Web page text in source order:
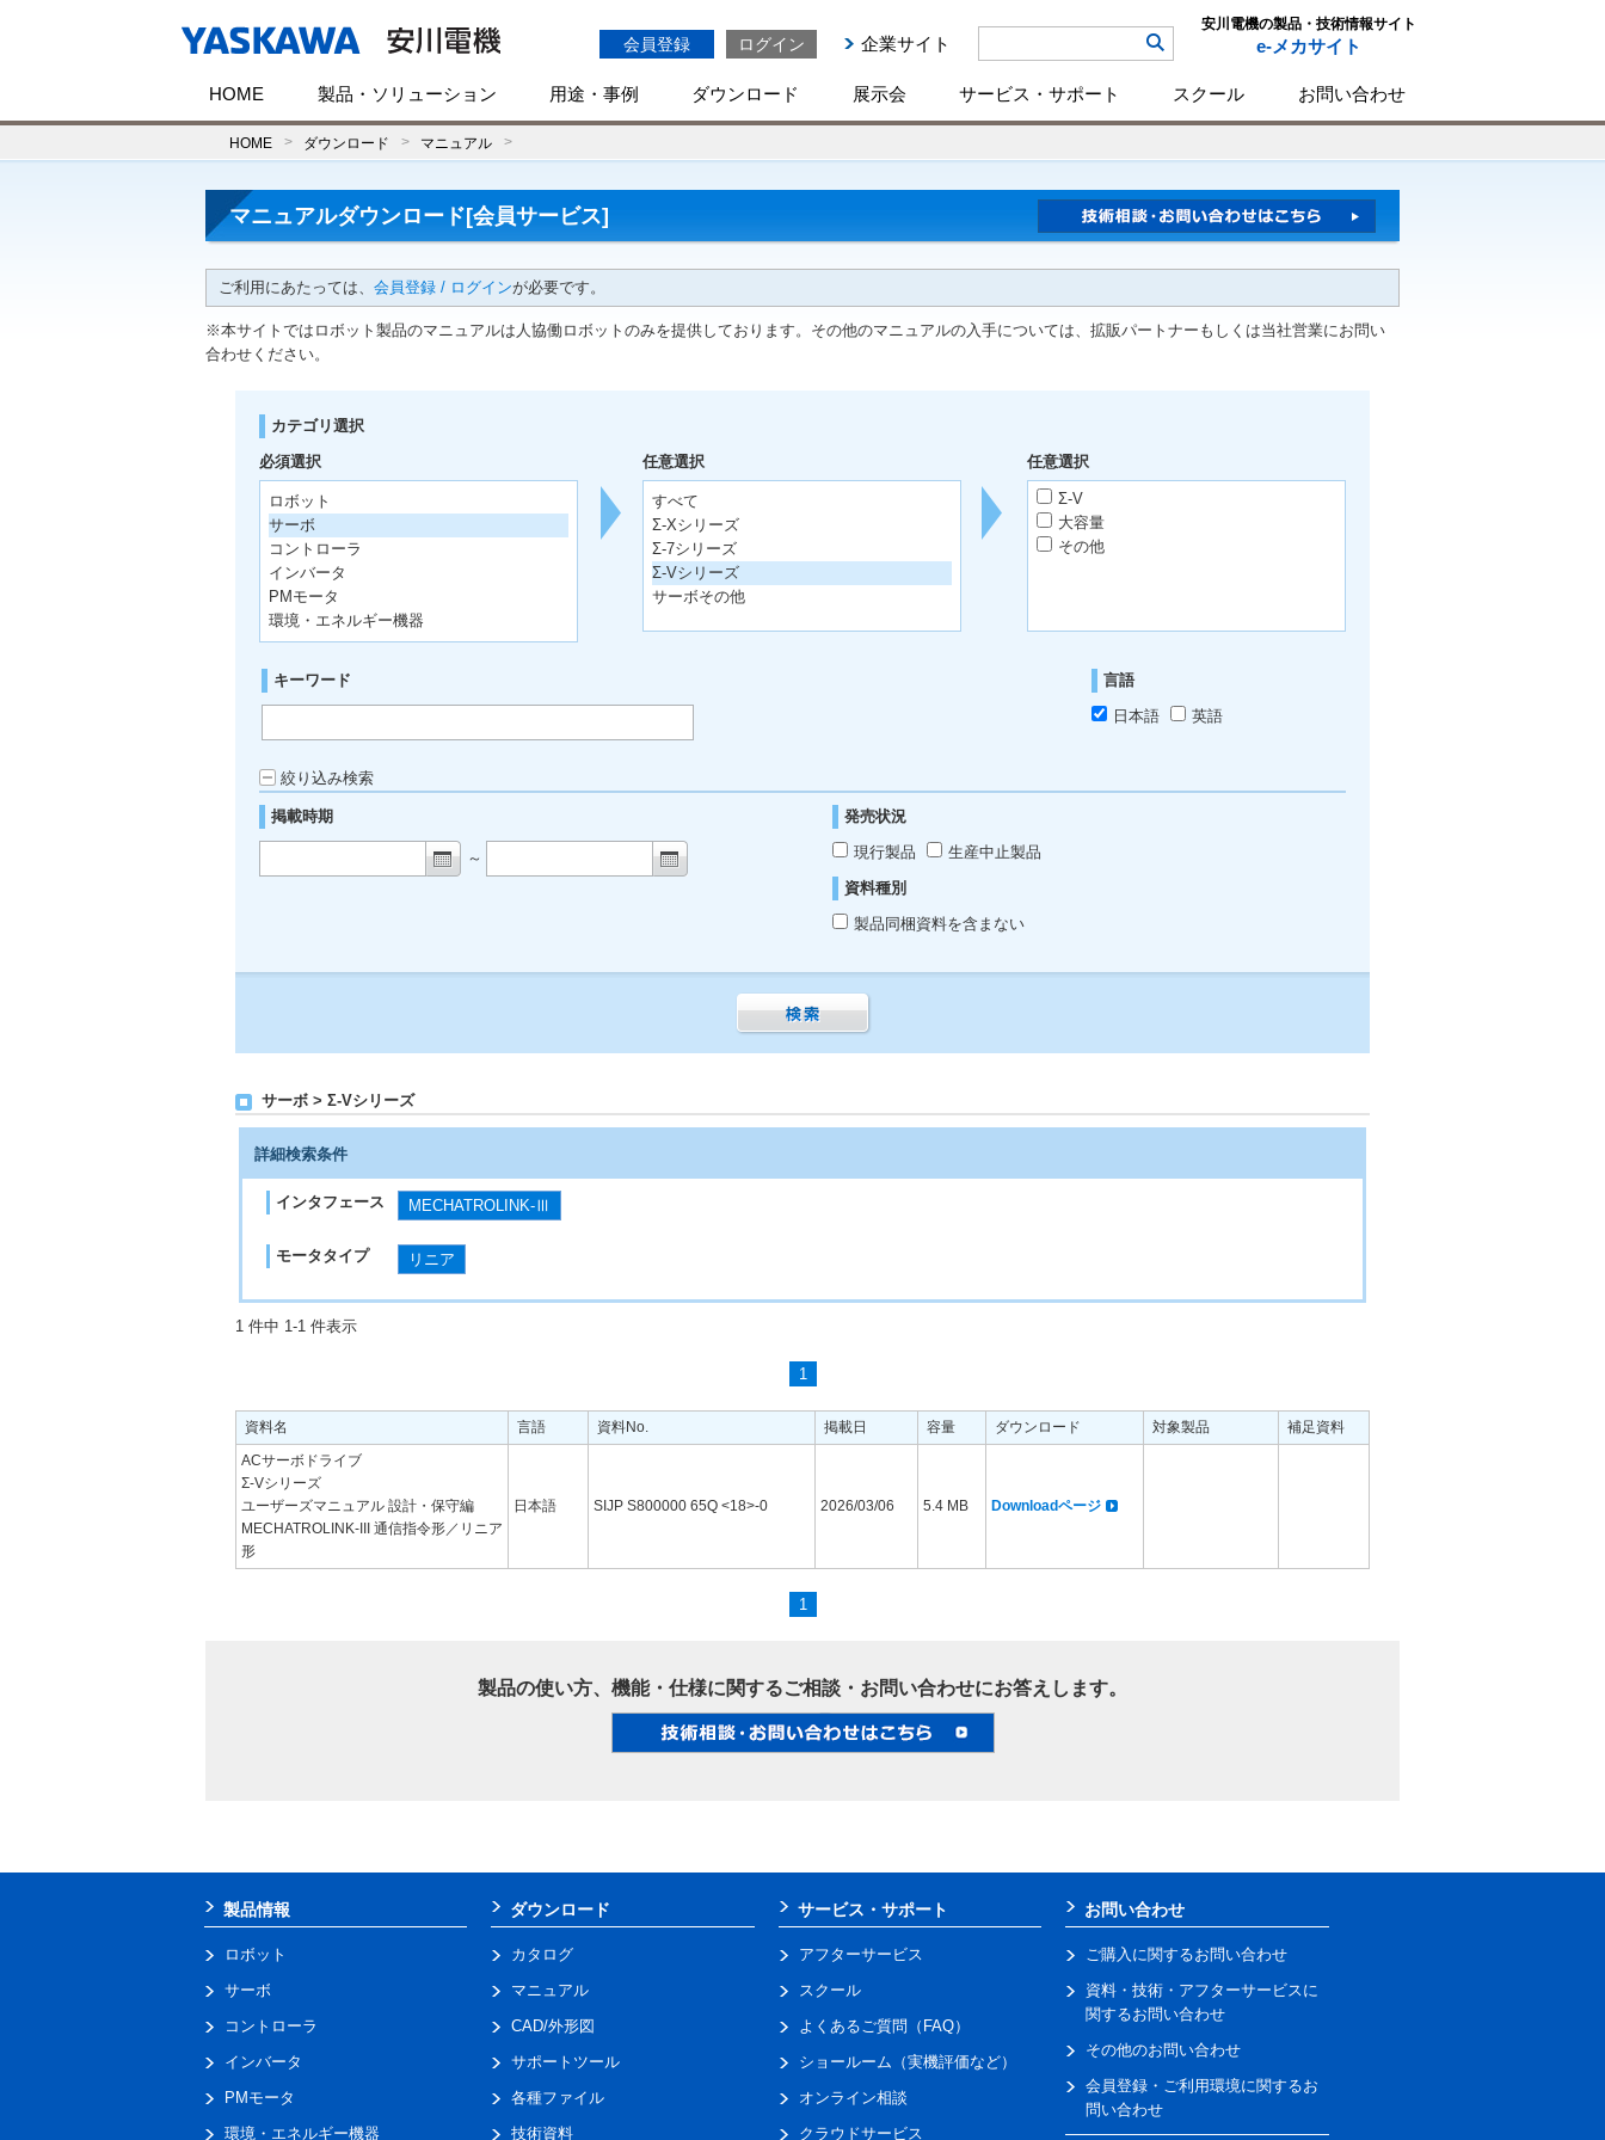
会員登録 ログイン 企業サイト
安川電機の製品・技術情報サイト
e-メカサイト
HOME 製品・ソリューション 用途・事例 ダウンロード 展示会 サービス・サポート スクール お問い合わせ
HOME ダウンロード マニュアル
マニュアルダウンロード[会員サービス]
ご利用にあたっては、 会員登録 / ログインが必要です。
※本サイトではロボット製品のマニュアルは人協働ロボットのみを提供しております。その他のマニュアルの入手については、拡販パートナーもしくは当社営業にお問い
合わせください。
カテゴリ選択
必須選択
ロボット
サーボ
コントローラ
インバータ
PMモータ
環境・エネルギー機器
任意選択
すべて
Σ-Xシリーズ
Σ-7シリーズ
Σ-Vシリーズ
サーボその他
任意選択
Σ-V
大容量
その他
キーワード
言語
日本語
英語
絞り込み検索
掲載時期
～
発売状況
現行製品
生産中止製品
資料種別
製品同梱資料を含まない
サーボ > Σ-Vシリーズ
詳細検索条件
インタフェース MECHATROLINK-Ⅲ
モータタイプ リニア
1 件中 1-1 件表示
1
資料名 言語 資料No. 掲載日 容量 ダウンロード 対象製品
補足資料
ACサーボドライブ
Σ-Vシリーズ
ユーザーズマニュアル 設計・保守編
MECHATROLINK-III 通信指令形／リニア
形
日本語 SIJP S800000 65Q <18>-0 2026/03/06 5.4 MB Downloadページ
1
製品の使い方、機能・仕様に関するご相談・お問い合わせにお答えします。
製品情報
ロボット
サーボ
コントローラ
インバータ
PMモータ
環境・エネルギー機器
ダウンロード
カタログ
マニュアル
CAD/外形図
サポートツール
各種ファイル
技術資料
サービス・サポート
アフターサービス
スクール
よくあるご質問（FAQ）
ショールーム（実機評価など）
オンライン相談
クラウドサービス
お問い合わせ
ご購入に関するお問い合わせ
資料・技術・アフターサービスに
関するお問い合わせ
その他のお問い合わせ
会員登録・ご利用環境に関するお
問い合わせ